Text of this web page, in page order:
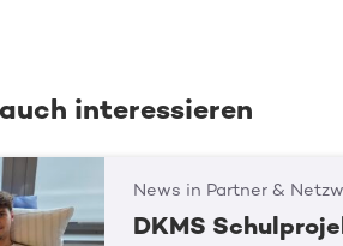
interessieren
News in Partner &
DKMS